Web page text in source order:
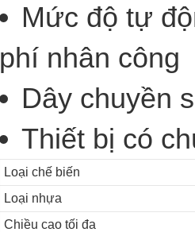
Mức độ tự
phí nhân công
Dây chuyền
Thiết bị có
Loại chế biến
Loại nhựa
Chiều cao tối đa